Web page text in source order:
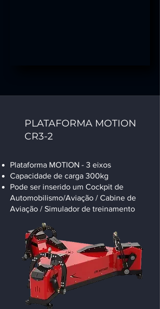
PLATAFORMA MOTION
CR3-2
Plataforma MOTION - 3 eixos
Capacidade de carga 300kg
Pode ser inserido um Cockpit de
Automobilismo/Aviação / Cabine de
Aviação / Simulador de treinamento